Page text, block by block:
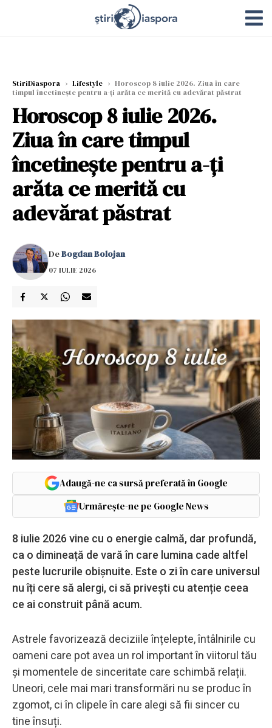
StiriDiaspora › Lifestyle › Horoscop 8 iulie 2026. Ziua în care
timpul încetinește pentru a-ți arăta ce merită cu adevărat păstrat
Horoscop 8 iulie 2026.
Ziua în care timpul
încetinește pentru a-ți
arăta ce merită cu
adevărat păstrat
DeBogdan Bolojan
07 IULIE 2026
Adaugă-ne ca sursă preferată în Google
Urmărește-ne pe Google News
8 iulie 2026 vine cu o energie calmă, dar profundă,
ca o dimineață de vară în care lumina cade altfel
peste lucrurile obișnuite. Este o zi în care universul
nu îți cere să alergi, ci să privești cu atenție ceea
ce ai construit până acum.
Astrele favorizează deciziile înțelepte, întâlnirile cu
oameni care pot avea un rol important în viitorul tău
și momentele de sinceritate care schimbă relații.
Uneori, cele mai mari transformări nu se produc în
zgomot, ci în clipele în care alegi să fii sincer cu
tine însuți.